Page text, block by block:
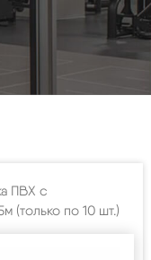
ПВХ с
(только по 10 шт.)